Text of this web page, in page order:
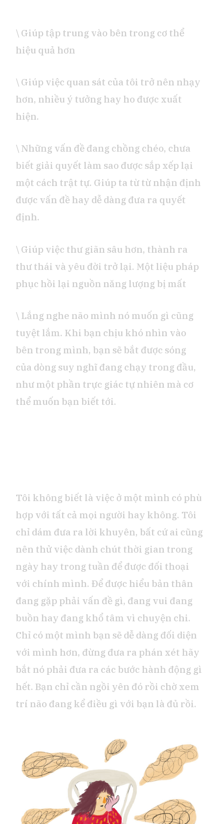
\ Giúp tập trung vào bên trong cơ thể
hiệu quả hơn
\ Giúp việc quan sát của tôi trở nên nhạy
hơn, nhiều ý tưởng hay ho được xuất
hiện.
\ Những vấn đề đang chồng chéo, chưa
biết giải quyết làm sao được sắp xếp lại
một cách trật tự. Giúp ta từ từ nhận định
được vấn đề hay dễ dàng đưa ra quyết
định.
\ Giúp việc thư giãn sâu hơn, thành ra
thư thái và yêu đời trở lại. Một liệu pháp
phục hồi lại nguồn năng lượng bị mất
\ Lắng nghe não mình nó muốn gì cũng
tuyệt lắm. Khi bạn chịu khó nhìn vào
bên trong mình, bạn sẽ bắt được sóng
của dòng suy nghĩ đang chạy trong đầu,
như một phần trực giác tự nhiên mà cơ
thể muốn bạn biết tới.
Tôi không biết là việc ở một mình có phù
hợp với tất cả mọi người hay không. Tôi
chỉ dám đưa ra lời khuyên, bất cứ ai cũng
nên thử việc dành chút thời gian trong
ngày hay trong tuần để được đối thoại
với chính mình. Để được hiểu bản thân
đang gặp phải vấn đề gì, đang vui đang
buồn hay đang khổ tâm vì chuyện chi.
Chỉ có một mình bạn sẽ dễ dàng đối diện
với mình hơn, đừng đưa ra phán xét hãy
bắt nó phải đưa ra các bước hành động gì
hết. Bạn chỉ cần ngồi yên đó rồi chờ xem
trí não đang kể điều gì với bạn là đủ rồi.